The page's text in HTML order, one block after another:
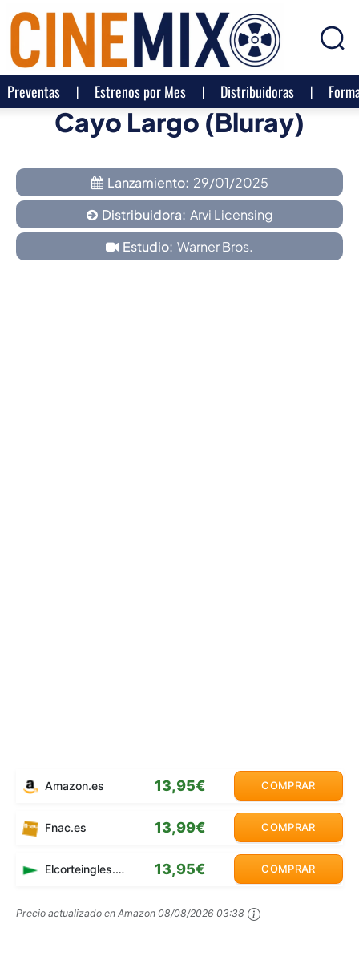
Preventas Estrenos por Mes Distribuidoras
Cayo Largo (Bluray)
Lanzamiento: 29/01/2025
Distribuidora: Arvi Licensing
Estudio: Warner Bros.
Amazon.es 13,95€ COMPRAR
Fnac.es 13,99€ COMPRAR
Elcorteingles.es 13,95€ COMPRAR
Precio actualizado en Amazon 08/08/2026 03:38